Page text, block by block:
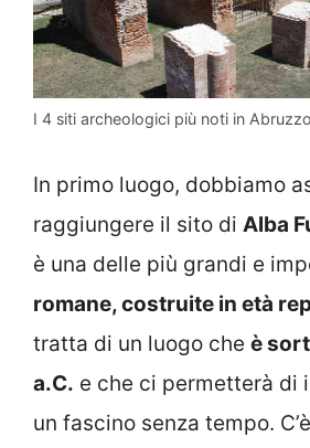
I 4 siti archeologici più noti in
In primo luogo, dobbiamo
raggiungere il sito di Alba
è una delle più grandi e
romane, costruite in età
tratta di un luogo che è
a.C. e che ci permetterà di
un fascino senza tempo.